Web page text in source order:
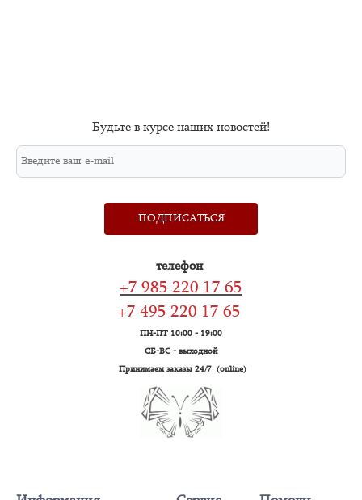
Будьте в курсе наших новостей!
ПОДПИСАТЬСЯ
телефон
+7 985 220 17 65
+7 495 220 17 65
ПН-ПТ 10:00 - 19:00
СБ-ВС - выходной
Принимаем заказы 24/7 (online)